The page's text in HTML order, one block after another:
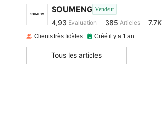
SOUMENG Vendeur
4,93
385
4,93 Evaluation 385 Articles 7.7K
r***4est en train de naviguer
4,93 385
4,93
385
7.7K
4,93
385
7.7K
Clients très fidèles Créé il y a 1 an
Tous les articles